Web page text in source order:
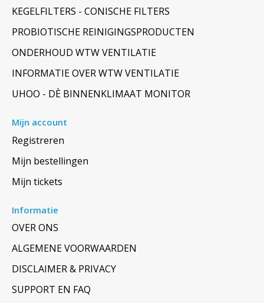
KEGELFILTERS - CONISCHE FILTERS
PROBIOTISCHE REINIGINGSPRODUCTEN
ONDERHOUD WTW VENTILATIE
INFORMATIE OVER WTW VENTILATIE
UHOO - DÈ BINNENKLIMAAT MONITOR
Mijn account
Registreren
Mijn bestellingen
Mijn tickets
Informatie
OVER ONS
ALGEMENE VOORWAARDEN
DISCLAIMER & PRIVACY
SUPPORT EN FAQ